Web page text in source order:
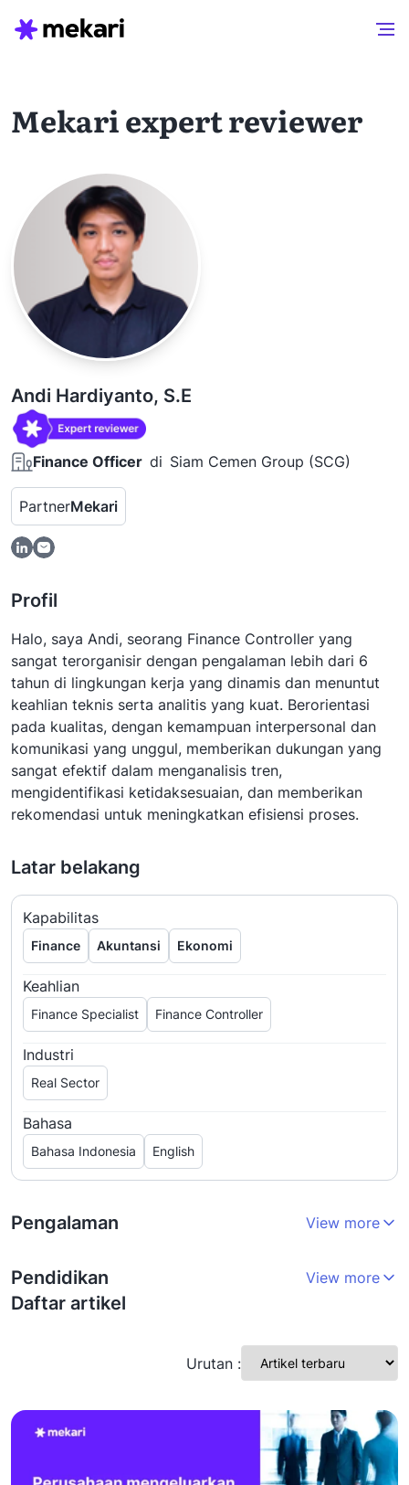
Mekari expert reviewer
Andi Hardiyanto, S.E
Finance Officer di Siam Cemen Group (SCG)
PartnerMekari
Profil
Halo, saya Andi, seorang Finance Controller yang
sangat terorganisir dengan pengalaman lebih dari 6
tahun di lingkungan kerja yang dinamis dan menuntut
keahlian teknis serta analitis yang kuat. Berorientasi
pada kualitas, dengan kemampuan interpersonal dan
komunikasi yang unggul, memberikan dukungan yang
sangat efektif dalam menganalisis tren,
mengidentifikasi ketidaksesuaian, dan memberikan
rekomendasi untuk meningkatkan efisiensi proses.
Latar belakang
Kapabilitas
Finance Akuntansi Ekonomi
Keahlian
Finance Specialist Finance Controller
Industri
Real Sector
Bahasa
Bahasa Indonesia English
Pengalaman View more
Pendidikan View more
Daftar artikel
Urutan :